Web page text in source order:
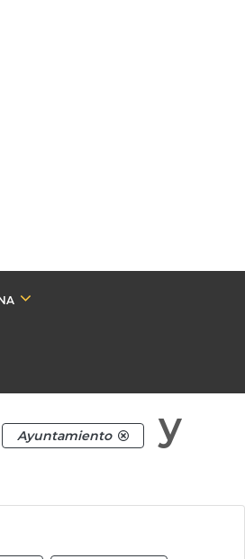
Ayuntamiento
y